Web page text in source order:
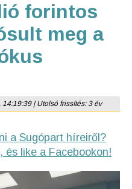
forintos
meg a
| Utolsó frissítés: 3 év
a Sugópart híreiről?
és like a Facebookon!